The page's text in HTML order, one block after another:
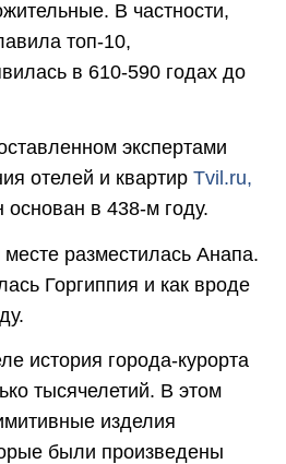
В частности,
топ-10,
в 610-590 годах до
экспертами
отелей и квартир Tvil.ru,
в 438-м году.
разместилась Анапа.
Горгиппия и как вроде
история города-курорта
тысячелетий. В этом
изделия
были произведены